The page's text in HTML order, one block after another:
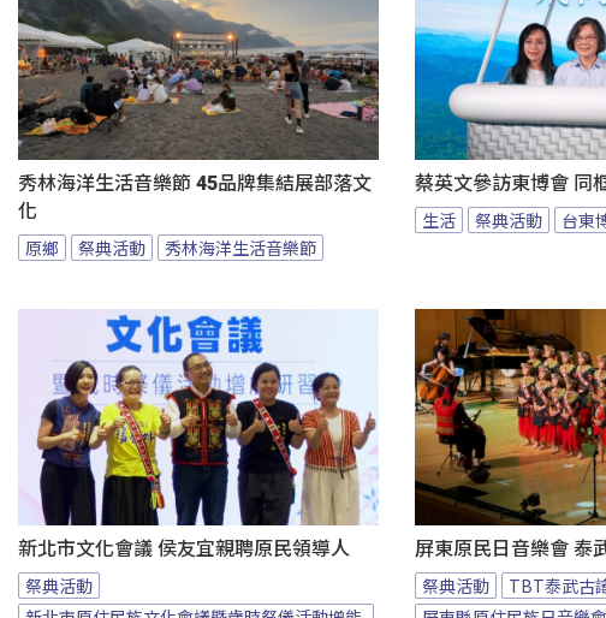
秀林海洋生活音樂節 45品牌集結展部落文
化
原鄉 祭典活動 秀林海洋生活音樂節
蔡英文參訪東博會 同
生活 祭典活動 台東
新北市文化會議 侯友宜親聘原民領導人
祭典活動
屏東原民日音樂會 泰
祭典活動 TBT泰武古